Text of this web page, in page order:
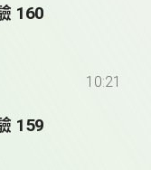
160
10:21
159